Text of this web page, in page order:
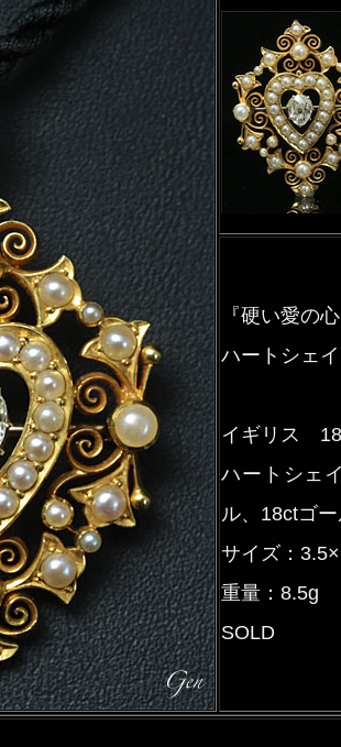
『硬い愛の心
ハートシェ
イギリス
ハートシェ
ル、18ctゴー
サイズ：
重量：8.5g
SOLD